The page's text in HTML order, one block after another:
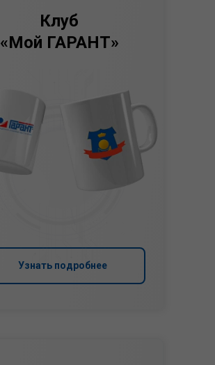
Узнать подробнее
Клуб
«Мой ГАРАНТ»